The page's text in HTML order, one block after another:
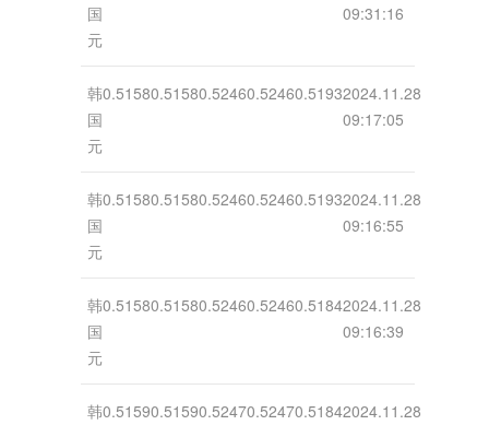
国
元
09:31:16
韩
国
元
0.51580.51580.52460.52460.51932024.11.28
09:17:05
韩
国
元
0.51580.51580.52460.52460.51932024.11.28
09:16:55
韩
国
元
0.51580.51580.52460.52460.51842024.11.28
09:16:39
韩0.51590.51590.52470.52470.51842024.11.28